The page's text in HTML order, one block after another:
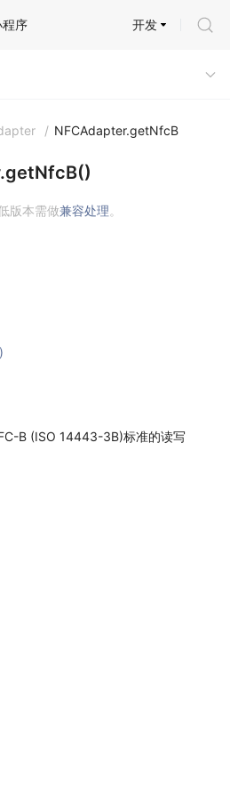
程序 开发
/ NFCAdapter.getNfcB
版本需做兼容处理。
B (ISO 14443-3B)标准的读写